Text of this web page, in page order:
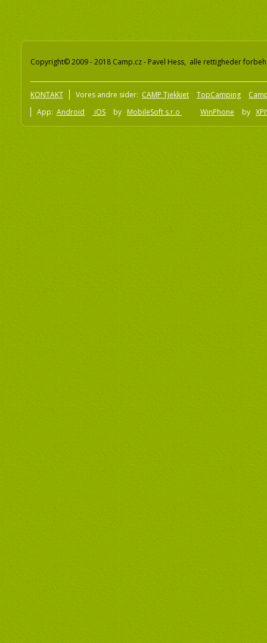
Copyright© 2009 - 2018 Camp.cz - Pavel Hess, alle rettigheder
KONTAKT Vores andre sider: CAMP Tjekkiet TopCamping
App: Android iOS by MobileSoft s.r.o WinPhone by